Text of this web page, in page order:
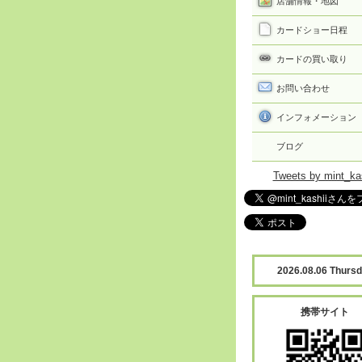
カードショー日程
カードの買い取り
お問い合わせ
インフォメーション
ブログ
Tweets by
2026.08.06
携帯サイト